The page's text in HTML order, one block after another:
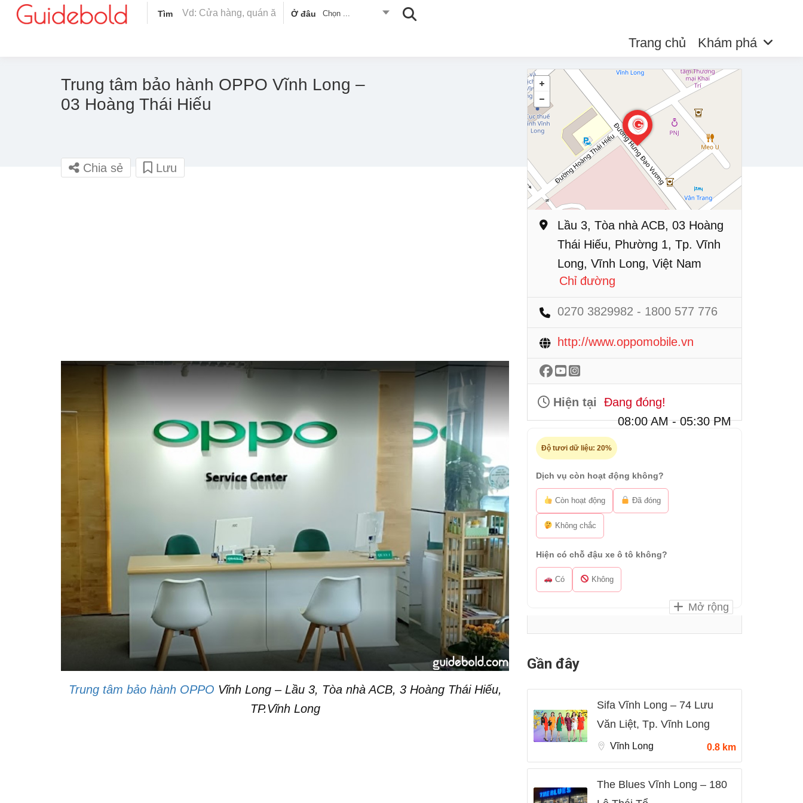
Tìm Ở đâu Chọn ...
Trang chủ Khám phá
Trung tâm bảo hành OPPO Vĩnh Long –
03 Hoàng Thái Hiếu
Chia sẻ Lưu
Trung tâm bảo hành OPPO Vĩnh Long – Lầu 3, Tòa nhà ACB, 3 Hoàng Thái Hiếu,
TP.Vĩnh Long
Lầu 3, Tòa nhà ACB, 03 Hoàng
Thái Hiếu, Phường 1, Tp. Vĩnh
Long, Vĩnh Long, Việt Nam
Chỉ đường
0270 3829982 - 1800 577 776
http://www.oppomobile.vn
Hiện tại
Đang đóng!
08:00 AM - 05:30 PM
Độ tươi dữ liệu: 20%
Dịch vụ còn hoạt động không?
Còn hoạt động Đã đóng
Không chắc
Hiện có chỗ đậu xe ô tô không?
Có Không
Mở rộng
Gần đây
Sifa Vĩnh Long – 74 Lưu
Văn Liệt, Tp. Vĩnh Long
Vĩnh Long 0.8 km
The Blues Vĩnh Long – 180